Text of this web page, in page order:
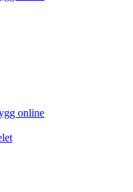
online